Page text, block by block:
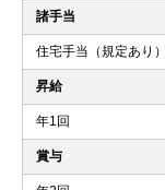
諸手当
住宅手当（規定あり
昇給
年1回
賞与